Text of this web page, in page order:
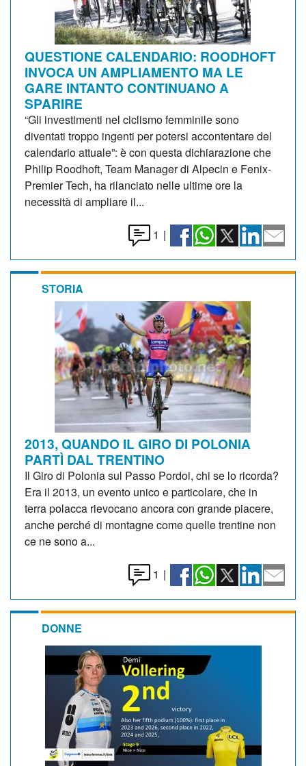
QUESTIONE CALENDARIO: ROODHOFT
INVOCA UN AMPLIAMENTO MA LE
GARE INTANTO CONTINUANO A
SPARIRE
“Gli investimenti nel ciclismo femminile sono
diventati troppo ingenti per potersi accontentare del
calendario attuale”: è con questa dichiarazione che
Philip Roodhoft, Team Manager di Alpecin e Fenix-
Premier Tech, ha rilanciato nelle ultime ore la
necessità di ampliare il...
1 |
STORIA
2013, QUANDO IL GIRO DI POLONIA
PARTÌ DAL TRENTINO
Il Giro di Polonia sul Passo Pordoi, chi se lo ricorda?
Era il 2013, un evento unico e particolare, che in
terra polacca rievocano ancora con grande piacere,
anche perché di montagne come quelle trentine non
ce ne sono a...
1 |
DONNE